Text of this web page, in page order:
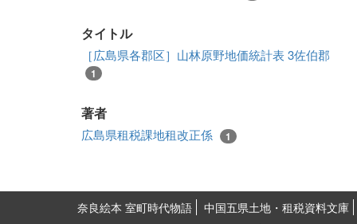
タイトル
［広島県各郡区］山林原野地価統計表 3佐伯郡
1
著者
広島県租税課地租改正係 1
奈良絵本 室町時代物語 中国五県土地・租税資料文庫